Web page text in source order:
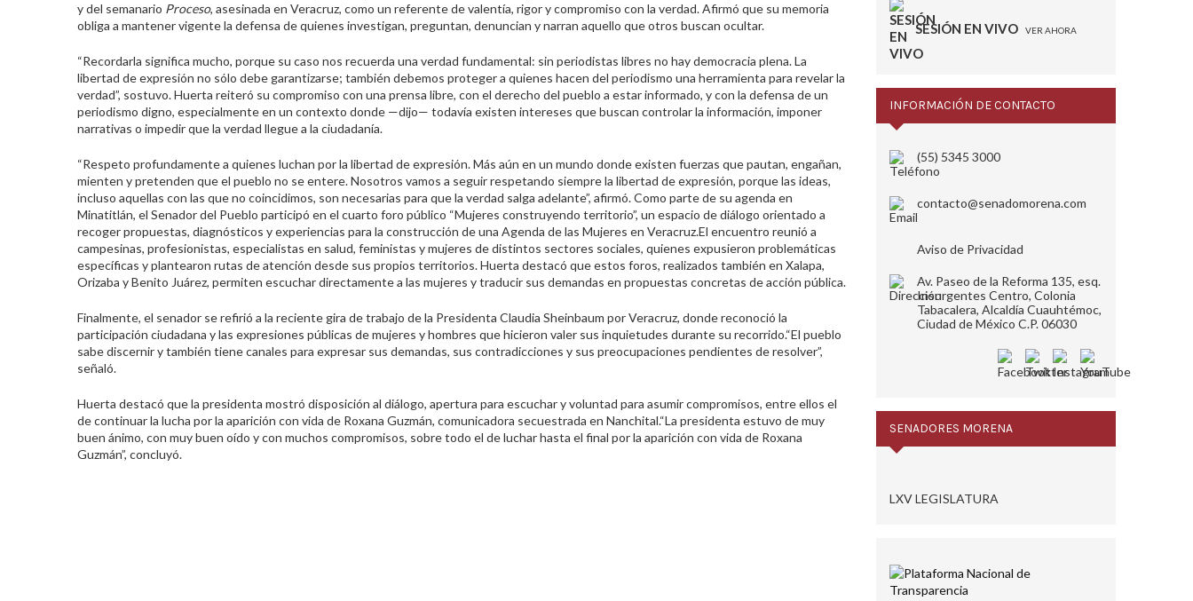
y del semanario Proceso, asesinada en Veracruz, como un referente de valentía, rigor y compromiso con la verdad. Afirmó que su memoria
obliga a mantener vigente la defensa de quienes investigan, preguntan, denuncian y narran aquello que otros buscan ocultar.
“Recordarla significa mucho, porque su caso nos recuerda una verdad fundamental: sin periodistas libres no hay democracia plena. La
libertad de expresión no sólo debe garantizarse; también debemos proteger a quienes hacen del periodismo una herramienta para revelar la
verdad”, sostuvo.Huerta reiteró su compromiso con una prensa libre, con el derecho del pueblo a estar informado, y con la defensa de un
periodismo digno, especialmente en un contexto donde —dijo— todavía existen intereses que buscan controlar la información, imponer
narrativas o impedir que la verdad llegue a la ciudadanía.
“Respeto profundamente a quienes luchan por la libertad de expresión. Más aún en un mundo donde existen fuerzas que pautan, engañan,
mienten y pretenden que el pueblo no se entere. Nosotros vamos a seguir respetando siempre la libertad de expresión, porque las ideas,
incluso aquellas con las que no coincidimos, son necesarias para que la verdad salga adelante”, afirmó.Como parte de su agenda en
Minatitlán, el Senador del Pueblo participó en el cuarto foro público “Mujeres construyendo territorio”, un espacio de diálogo orientado a
recoger propuestas, diagnósticos y experiencias para la construcción de una Agenda de las Mujeres en Veracruz.El encuentro reunió a
campesinas, profesionistas, especialistas en salud, feministas y mujeres de distintos sectores sociales, quienes expusieron problemáticas
específicas y plantearon rutas de atención desde sus propios territorios. Huerta destacó que estos foros, realizados también en Xalapa,
Orizaba y Benito Juárez, permiten escuchar directamente a las mujeres y traducir sus demandas en propuestas concretas de acción pública.
Finalmente, el senador se refirió a la reciente gira de trabajo de la Presidenta Claudia Sheinbaum por Veracruz, donde reconoció la
participación ciudadana y las expresiones públicas de mujeres y hombres que hicieron valer sus inquietudes durante su recorrido.“El pueblo
sabe discernir y también tiene canales para expresar sus demandas, sus contradicciones y sus preocupaciones pendientes de resolver”,
señaló.
Huerta destacó que la presidenta mostró disposición al diálogo, apertura para escuchar y voluntad para asumir compromisos, entre ellos el
de continuar la lucha por la aparición con vida de Roxana Guzmán, comunicadora secuestrada en Nanchital.“La presidenta estuvo de muy
buen ánimo, con muy buen oído y con muchos compromisos, sobre todo el de luchar hasta el final por la aparición con vida de Roxana
Guzmán”, concluyó.
SESIÓN EN VIVO VER AHORA
INFORMACIÓN DE CONTACTO
(55) 5345 3000
contacto@senadomorena.com
Aviso de Privacidad
Av. Paseo de la Reforma 135, esq.
Insurgentes Centro, Colonia
Tabacalera, Alcaldía Cuauhtémoc,
Ciudad de México C.P. 06030
SENADORES MORENA
LXV LEGISLATURA